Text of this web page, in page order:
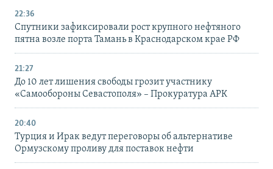
22:36
Спутники зафиксировали рост крупного нефтяного
пятна возле порта Тамань в Краснодарском крае РФ
21:27
До 10 лет лишения свободы грозит участнику
«Самообороны Севастополя» – Прокуратура АРК
20:40
Турция и Ирак ведут переговоры об альтернативе
Ормузскому проливу для поставок нефти